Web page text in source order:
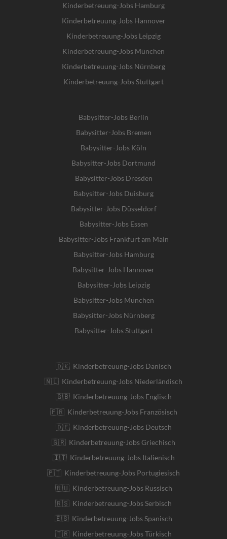
Kinderbetreuung-Jobs Hamburg
Kinderbetreuung-Jobs Hannover
Kinderbetreuung-Jobs Leipzig
Kinderbetreuung-Jobs München
Kinderbetreuung-Jobs Nürnberg
Kinderbetreuung-Jobs Stuttgart
Babysitter-Jobs Berlin
Babysitter-Jobs Bremen
Babysitter-Jobs Köln
Babysitter-Jobs Dortmund
Babysitter-Jobs Dresden
Babysitter-Jobs Duisburg
Babysitter-Jobs Düsseldorf
Babysitter-Jobs Essen
Babysitter-Jobs Frankfurt am Main
Babysitter-Jobs Hamburg
Babysitter-Jobs Hannover
Babysitter-Jobs Leipzig
Babysitter-Jobs München
Babysitter-Jobs Nürnberg
Babysitter-Jobs Stuttgart
🇩🇰 Kinderbetreuung-Jobs Dänisch
🇳🇱 Kinderbetreuung-Jobs Niederländisch
🇬🇧 Kinderbetreuung-Jobs Englisch
🇫🇷 Kinderbetreuung-Jobs Französisch
🇩🇪 Kinderbetreuung-Jobs Deutsch
🇬🇷 Kinderbetreuung-Jobs Griechisch
🇮🇹 Kinderbetreuung-Jobs Italienisch
🇵🇹 Kinderbetreuung-Jobs Portugiesisch
🇷🇺 Kinderbetreuung-Jobs Russisch
🇷🇸 Kinderbetreuung-Jobs Serbisch
🇪🇸 Kinderbetreuung-Jobs Spanisch
🇹🇷 Kinderbetreuung-Jobs Türkisch